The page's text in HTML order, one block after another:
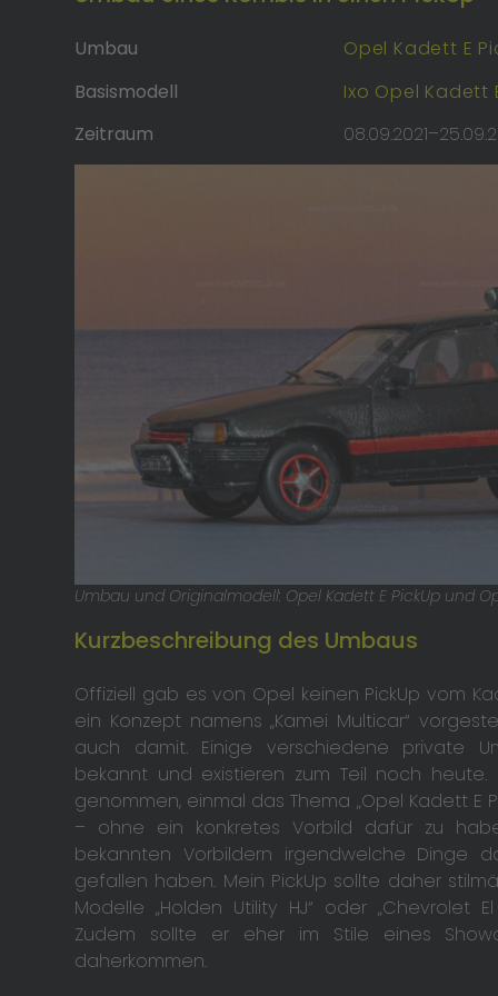
Umbau
Opel Kadett E
Basismodell
Ixo Opel Kadett
Zeitraum
Umbau und Originalmodell: Opel Kadett E PickUp und
Kurzbeschreibung des Umbaus
Offiziell gab es von Opel keinen PickUp vom
ein Konzept namens „Kamei Multicar“
auch damit. Einige verschiedene private
bekannt und existieren zum Teil noch
genommen, einmal das Thema „Opel Kadett E
– ohne ein konkretes Vorbild dafür zu
bekannten Vorbildern irgendwelche Dinge
gefallen haben. Mein PickUp sollte daher
Modelle „Holden Utility HJ“ oder „Chevrolet
Zudem sollte er eher im Stile eines
daherkommen.